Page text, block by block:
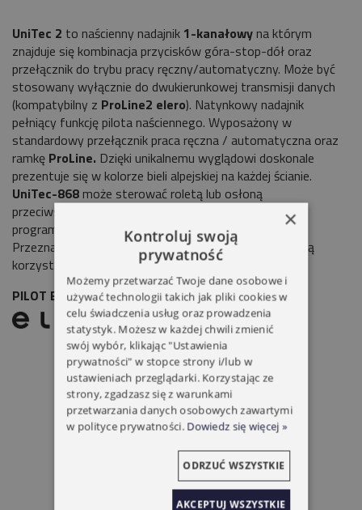
UniTec 2 to naścienny nadajnik 1-kanałowy na którym
znajduje się kombinacja przycisków góra-stop-dół oraz
przełącznik do trybu pracy ręczny/automatyczny. Może być
stosowany wyłącznie do dwukierunkowej transmisji danych
(kompatybilny z ProLine2 elero). Natynkowy nadajnik
pełniący funkcję pilota naściennego. Wyposażony w
standardowy przełącznik praca ręczna / automatyczna oraz
ramkę ProLine. Dzięki unikalnemu wyglądowi doskonale
prezentuje się w kolorze bieli alpejskiej na każdej ścianie.
UniTec-868może sterować roletą lub osłoną
przeciwsłoneczną
i może być zintegrowany z różnymi
programami ram łącznikowych dużych producentów.
Przeznaczony szczególnie dla tych osób, które nie lubią
korzystać z pilotów na ściennych.
PILOT ELERO UNITEC 868 1 KANAŁOWY
×
Kontroluj swoją
prywatność
Możemy przetwarzać Twoje dane osobowe i
używać technologii takich jak pliki cookies w
celu świadczenia usług oraz prowadzenia
statystyk. Możesz w każdej chwili zmienić
swój wybór, klikając "Ustawienia
prywatności" w stopce strony i/lub w
ustawieniach przeglądarki. Korzystając ze
strony, zgadzasz się z warunkami
przetwarzania danych osobowych zawartymi
w polityce prywatności. Dowiedz się więcej »
AKCEPTUJ WSZYSTKIE
ODRZUĆ WSZYSTKIE